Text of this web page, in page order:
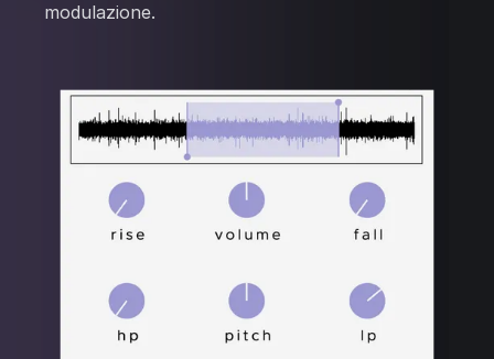
modulazione.